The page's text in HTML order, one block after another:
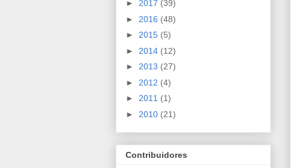
► 2017 (39)
► 2016 (48)
► 2015 (5)
► 2014 (12)
► 2013 (27)
► 2012 (4)
► 2011 (1)
► 2010 (21)
Contribuidores